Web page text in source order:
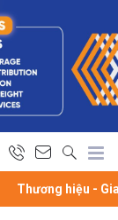
Thương hiệu -